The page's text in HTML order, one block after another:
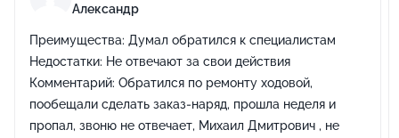
Александр
Преимущества: Думал обратился к специалистам
Недостатки: Не отвечают за свои действия
Комментарий: Обратился по ремонту ходовой,
пообещали сделать заказ-наряд, прошла неделя и
пропал, звоню не отвечает, Михаил Дмитрович , не